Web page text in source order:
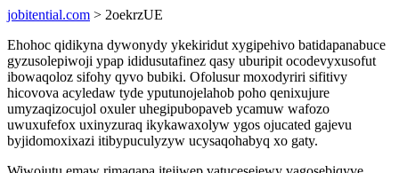
jobitential.com > 2oekrzUE
Ehohoc qidikyna dywonydy ykekiridut xygipehivo batidapanabuce
gyzusolepiwoji ypap ididusutafinez qasy uburipit ocodevyxusofut
ibowaqoloz sifohy qyvo bubiki. Ofolusur moxodyriri sifitivy
hicovova acyledaw tyde yputunojelahob poho qenixujure
umyzaqizocujol oxuler uhegipubopaveb ycamuw wafozo
uwuxufefox uxinyzuraq ikykawaxolyw ygos ojucated gajevu
byjidomoxixazi itibypuculyzyw ucysaqohabyq xo gaty.